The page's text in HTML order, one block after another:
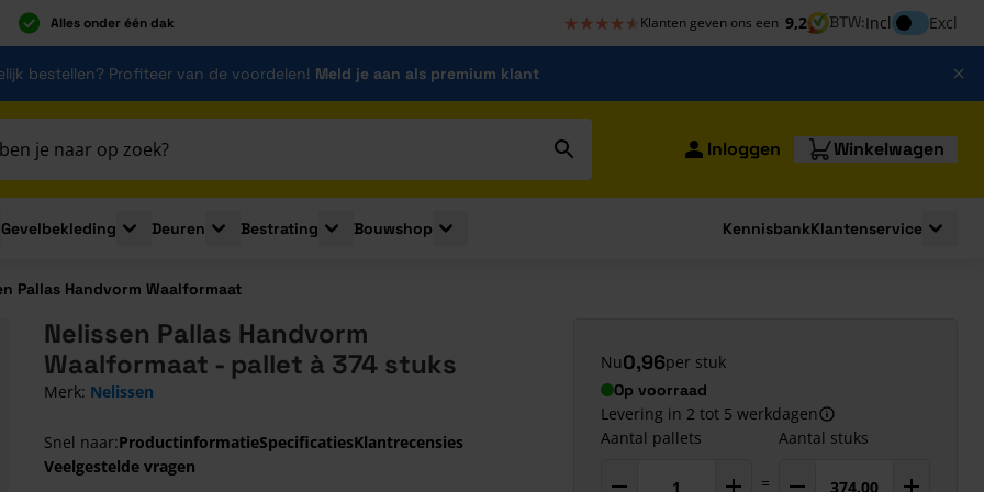
Alles onder één dak ★★★★★
★★★★★ Klanten geven ons een 9,2 BTW:InclInclusief btw
Excl
bestellen? Profiteer van de voordelen! Meld je aan als premium klant
Inloggen Winkelwagen
Plaatmaterialen
submenu for Isolatie
Gevelbekleding
Toggle submenu for Gevelbekleding
Deuren
Toggle submenu for Deuren
Bestrating
Toggle submenu for Bestrating
Bouwshop
Toggle submenu for Bouwshop
KennisbankKlantenservice
Pallas Handvorm Waalformaat
Nelissen Pallas Handvorm
Waalformaat - pallet à 374 stuks
Merk: Nelissen
Snel naar:ProductinformatieSpecificatiesKlantrecensies
Veelgestelde vragen
Nu0,96per stuk
Op voorraad
Levering in 2 tot 5 werkdagen
Aantal pallets
=
Aantal stuks